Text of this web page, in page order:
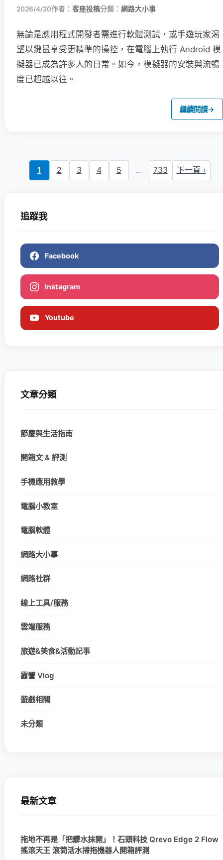
2026/4/20作者： 客座投稿分類： 網路大小事
無論是應用程式開發者需進行軟體測試，或手遊玩家渴
望以鍵鼠享受更精準的操控，在電腦上執行 Android 模
擬器已成為許多人的日常。如今，模擬器的安裝與流暢
度已超越以往。
繼續閱讀→
1 2 3 4 5 ... 733 下一頁 ›
追蹤我
Facebook
Instagram
Youtube
文章分類
節慶與生活指南
開箱文 & 評測
手機應用教學
電腦小教室
電腦軟體
網路大小事
網路社群
線上工具/服務
雲端服務
旅遊&美食&活動記事
露營 Vlog
遊戲相關
未分類
最新文章
拖地不再是「把髒水抹開」！石頭科技 Qrevo Edge 2 Flow
搖滾天王 滾筒活水掃拖機器人開箱評測